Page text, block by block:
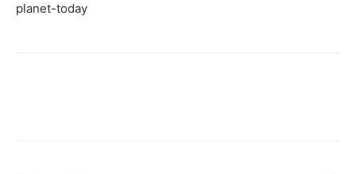
planet-today